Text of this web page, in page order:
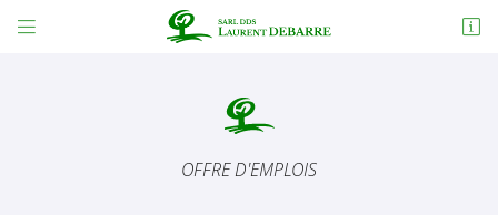
 
11 avenue Henri Debord
OFFRE D'EMPLOIS